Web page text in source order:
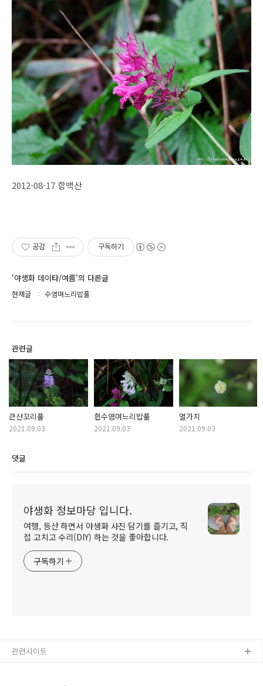
2012-08-17 함백산
공감 구독하기
'야생화 데이타/여름'의 다른글
현재글 수염며느리밥풀
관련글
큰산꼬리풀
2021.09.03
흰수염며느리밥풀
2021.09.03
멸가치
2021.09.03
댓글
야생화 정보마당 입니다.
여행, 등산 하면서 야생화 사진 담기를 즐기고, 직
접 고치고 수리(DIY) 하는 것을 좋아합니다.
구독하기
관련사이트